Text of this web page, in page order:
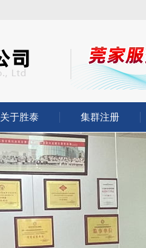
关于胜泰 集群注册